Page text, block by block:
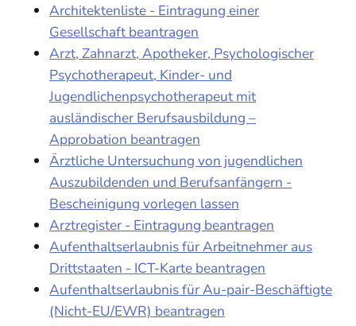
Architektenliste - Eintragung einer
Gesellschaft beantragen
Arzt, Zahnarzt, Apotheker, Psychologischer
Psychotherapeut, Kinder- und
Jugendlichenpsychotherapeut mit
ausländischer Berufsausbildung –
Approbation beantragen
Ärztliche Untersuchung von jugendlichen
Auszubildenden und Berufsanfängern -
Bescheinigung vorlegen lassen
Arztregister - Eintragung beantragen
Aufenthaltserlaubnis für Arbeitnehmer aus
Drittstaaten - ICT-Karte beantragen
Aufenthaltserlaubnis für Au-pair-Beschäftigte
(Nicht-EU/EWR) beantragen